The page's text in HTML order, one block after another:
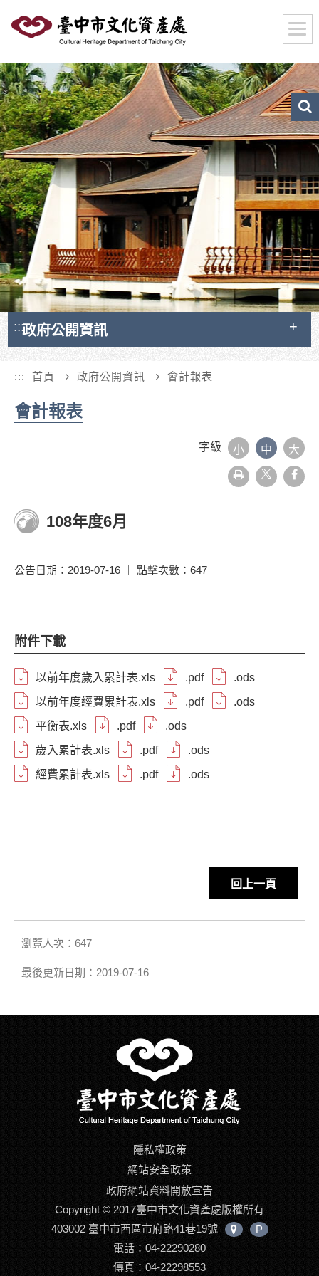
要
內
容
區
塊
:::政府公開資訊
::: 首頁 政府公開資訊 會計報表
會計報表
字級 小 中 大
友
善
108年度6月
公告日期：2019-07-16 ｜ 點擊次數：647
附件下載
以前年度歲入累計表.xls .pdf
.ods
以前年度經費累計表.xls
.pdf
.ods
平衡表.xls
.pdf
.ods
歲入累計表.xls
.pdf
.ods
經費累計表.xls
.pdf .ods
回上一頁
瀏覽人次：647
最後更新日期：2019-07-16
隱私權政策
網站安全政策
政府網站資料開放宣告
Copyright © 2017臺中市文化資產處版權所有
403002 臺中市西區市府路41巷19號
中
P
電話：04-22290280
傳真：04-22298553
文
化
資
搜
尋